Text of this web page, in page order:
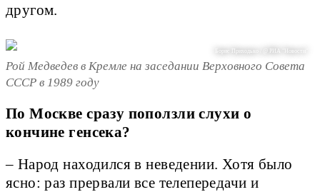
другом.
Борис Приходько / @ РИА "Новости"
Рой Медведев в Кремле на заседании Верховного Совета
СССР в 1989 году
По Москве сразу поползли слухи о
кончине генсека?
– Народ находился в неведении. Хотя было
ясно: раз прервали все телепередачи и